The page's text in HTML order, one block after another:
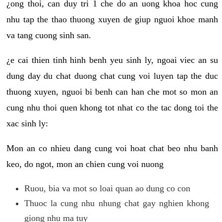
¿ong thoi, can duy tri 1 che do an uong khoa hoc cung
nhu tap the thao thuong xuyen de giup nguoi khoe manh
va tang cuong sinh san.
¿e cai thien tinh hinh benh yeu sinh ly, ngoai viec an su
dung day du chat duong chat cung voi luyen tap the duc
thuong xuyen, nguoi bi benh can han che mot so mon an
cung nhu thoi quen khong tot nhat co the tac dong toi the
xac sinh ly:
Mon an co nhieu dang cung voi hoat chat beo nhu banh
keo, do ngot, mon an chien cung voi nuong
Ruou, bia va mot so loai quan ao dung co con
Thuoc la cung nhu nhung chat gay nghien khong
giong nhu ma tuy